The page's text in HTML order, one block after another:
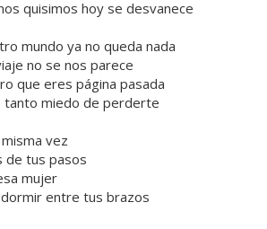
quisimos hoy se desvanece
mundo ya no queda nada
no se nos parece
que eres página pasada
tanto miedo de perderte
vez
de tus pasos
mujer
entre tus brazos